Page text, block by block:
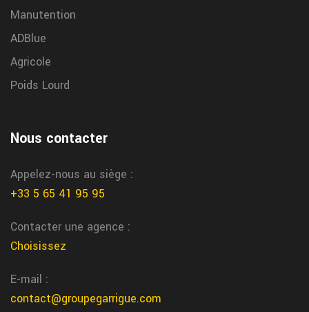
Manutention
ADBlue
Agricole
Poids Lourd
Nous contacter
Appelez-nous au siège :
+33 5 65 41 95 95
Contacter une agence :
Choisissez
E-mail :
contact@groupegarrigue.com